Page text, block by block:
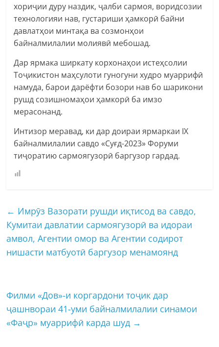
хориҷии дуру наздик, ҷалби сармоя, воридсозии
технологияи нав, густариши ҳамкорӣ байни
давлатҳои минтақа ва созмонҳои
байналмилалии молиявӣ мебошад.
Дар ярмака ширкату корхонаҳои истеҳсолии
Тоҷикистон маҳсулоти гуногуни худро муаррифӣ
намуда, барои дарёфти бозори нав бо шарикони
рушд созишномаҳои ҳамкорӣ ба имзо
мерасонанд.
Интизор меравад, ки дар доираи ярмаркаи IX
байналмилалии савдо «Суғд-2023» Форуми
тиҷоратию сармоягузорӣ баргузор гардад.
← Имрӯз Вазорати рушди иқтисод ва савдо,
Кумитаи давлатии сармоягузорӣ ва идораи
амвол, Агентии омор ва Агентии содирот
нишасти матбуотӣ баргузор менамоянд
Филми «Дов»-и коргардони тоҷик дар
ҷашнвораи 41-уми байналмилалии синамои
«Фаҷр» муаррифӣ карда шуд →